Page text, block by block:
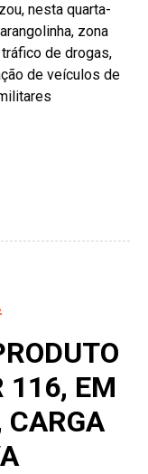
nesta quarta-
zona
de drogas,
de veículos de
116, EM